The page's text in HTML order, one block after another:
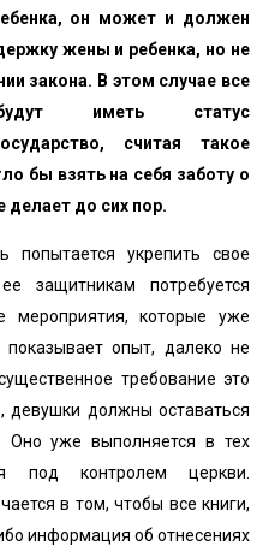
он может и должен
жены и ребенка, но не
закона. В этом случае все
иметь статус
считая такое
бы взять на себя заботу о
делает до сих пор.
попытается укрепить свое
защитникам потребуется
мероприятия, которые уже
показывает опыт, далеко не
требование это
девушки должны оставаться
Оно уже выполняется в тех
под контролем церкви.
в том, чтобы все книги,
информация об отнесениях